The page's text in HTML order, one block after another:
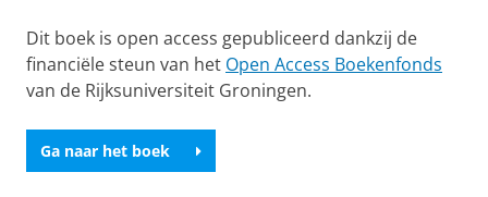
Dit boek is open access gepubliceerd dankzij de
financiële steun van het Open Access Boekenfonds
van de Rijksuniversiteit Groningen.
Ga naar het boek